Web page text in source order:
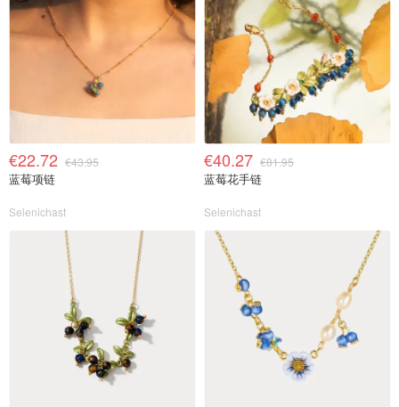
€22.72 €43.95
蓝莓项链
Selenichast
€40.27 €81.95
蓝莓花手链
Selenichast